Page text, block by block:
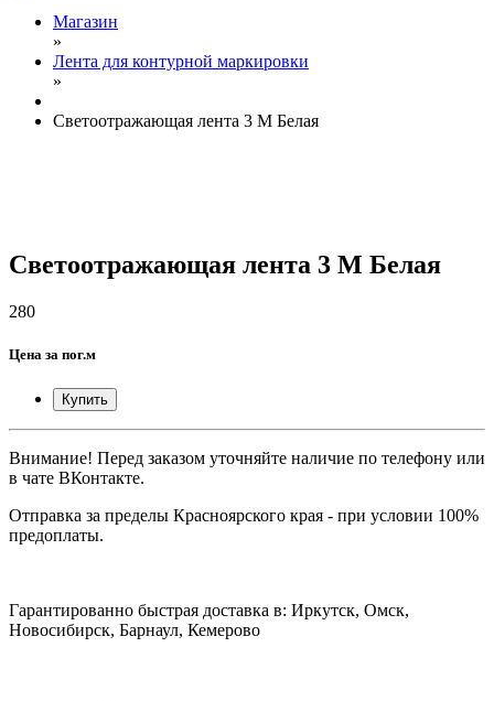
Магазин
»
Лента для контурной маркировки
»
Светоотражающая лента 3 М Белая
Светоотражающая лента 3 М Белая
280
Цена за пог.м
Купить
Внимание! Перед заказом уточняйте наличие по телефону или
в чате ВКонтакте.
Отправка за пределы Красноярского края - при условии 100%
предоплаты.
Гарантированно быстрая доставка в: Иркутск, Омск,
Новосибирск, Барнаул, Кемерово